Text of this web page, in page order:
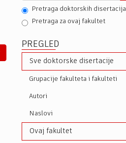
Pretraga doktorskih disertacija
Pretraga za ovaj fakultet
PREGLED
Sve doktorske disertacije
Grupacije fakulteta i fakulteti
Autori
Naslovi
Ovaj fakultet